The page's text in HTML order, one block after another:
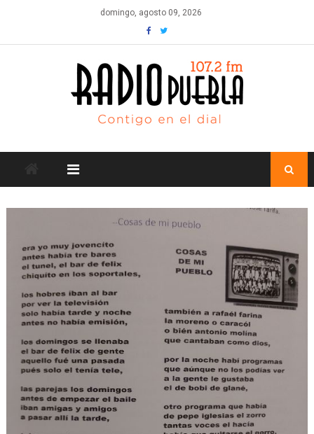
content
domingo, agosto 09, 2026